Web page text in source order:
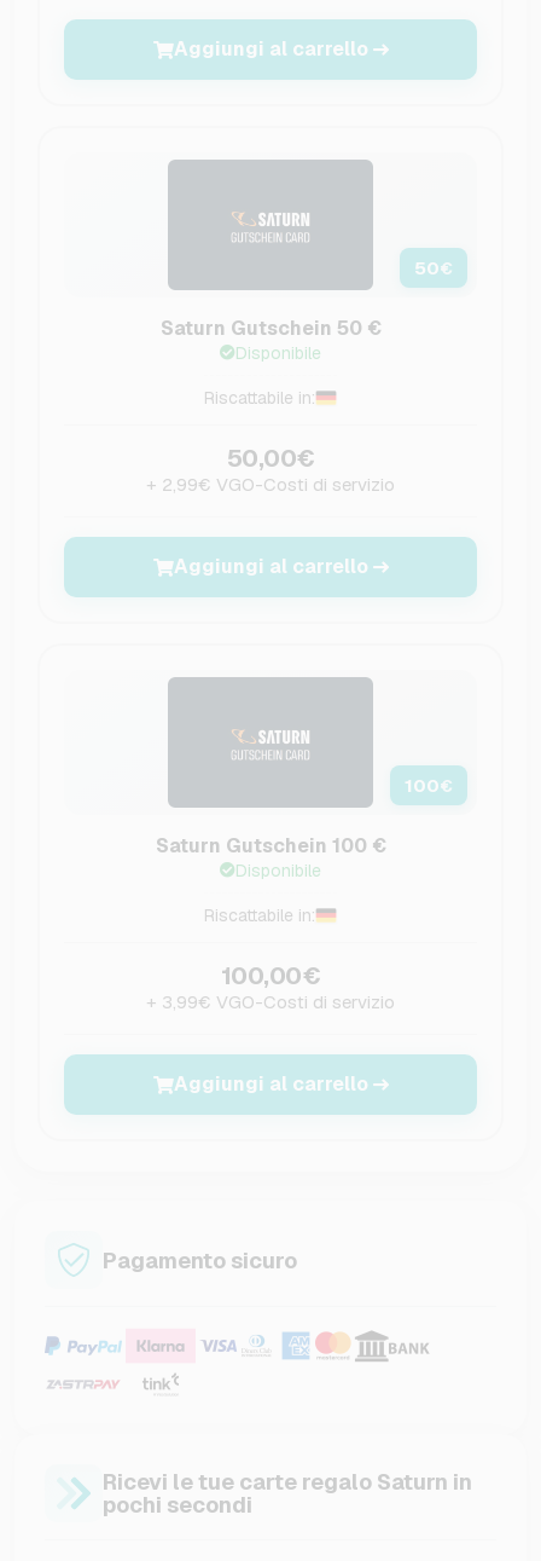
Aggiungi al carrello
50€
Saturn Gutschein 50 €
Disponibile
Riscattabile in:
50,00€
+ 2,99€ VGO-Costi di servizio
Aggiungi al carrello
100€
Saturn Gutschein 100 €
Disponibile
Riscattabile in:
100,00€
+ 3,99€ VGO-Costi di servizio
Aggiungi al carrello
Pagamento sicuro
Ricevi le tue carte regalo Saturn in
pochi secondi